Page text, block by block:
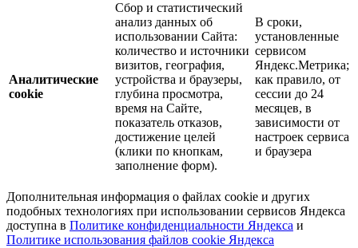
Аналитические
cookie
Сбор и статистический
анализ данных об
использовании Сайта:
количество и источники
визитов, география,
устройства и браузеры,
глубина просмотра,
время на Сайте,
показатель отказов,
достижение целей
(клики по кнопкам,
заполнение форм).
В сроки,
установленные
сервисом
Яндекс.Метрика;
как правило, от
сессии до 24
месяцев, в
зависимости от
настроек сервиса
и браузера
Дополнительная информация о файлах cookie и других
подобных технологиях при использовании сервисов Яндекса
доступна в Политике конфиденциальности Яндекса и
Политике использования файлов cookie Яндекса